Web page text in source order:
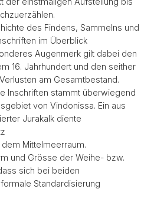
des Findens, Sammelns und
im Überblick
Augenmerk gilt dabei den
16. Jahrhundert und den seither
am Gesamtbestand.
Inschriften stammt überwiegend
von Vindonissa. Ein aus
Jurakalk diente
Mittelmeerraum.
und Grösse der Weihe- bzw.
sich bei beiden
Standardisierung